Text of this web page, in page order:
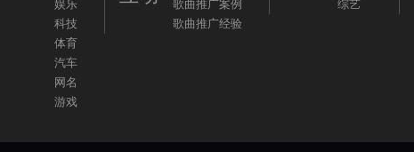
综艺
歌曲推广案例
歌曲推广经验
娱乐
科技
体育
汽车
网名
游戏